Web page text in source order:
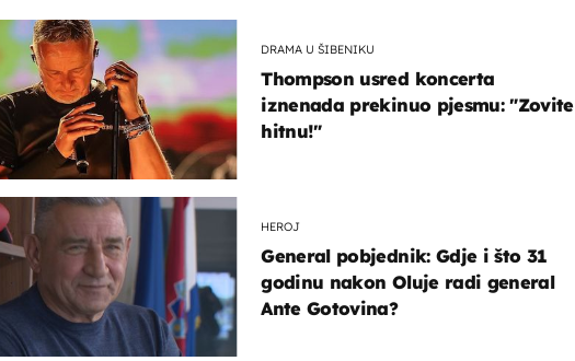
DRAMA U ŠIBENIKU
Thompson usred koncerta
iznenada prekinuo pjesmu: "Zovite
hitnu!"
HEROJ
General pobjednik: Gdje i što 31
godinu nakon Oluje radi general
Ante Gotovina?